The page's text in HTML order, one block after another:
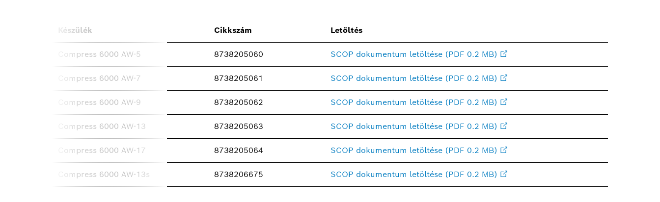
Készülék Cikkszám Letöltés
Compress 6000 AW-5 8738205060 SCOP dokumentum letöltése (PDF 0.2 MB)
Compress 6000 AW-7 8738205061 SCOP dokumentum letöltése (PDF 0.2 MB)
Compress 6000 AW-9 8738205062 SCOP dokumentum letöltése (PDF 0.2 MB)
Compress 6000 AW-13 8738205063 SCOP dokumentum letöltése (PDF 0.2 MB)
Compress 6000 AW-17 8738205064 SCOP dokumentum letöltése (PDF 0.2 MB)
Compress 6000 AW-13s 8738206675 SCOP dokumentum letöltése (PDF 0.2 MB)